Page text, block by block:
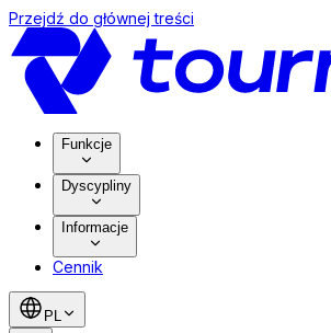
Przejdź do głównej treści
Funkcje
Dyscypliny
Informacje
Cennik
PL